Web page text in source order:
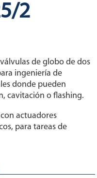
2
de globo de dos
ingeniería de
donde pueden
cavitación o flashing.
actuadores
para tareas de